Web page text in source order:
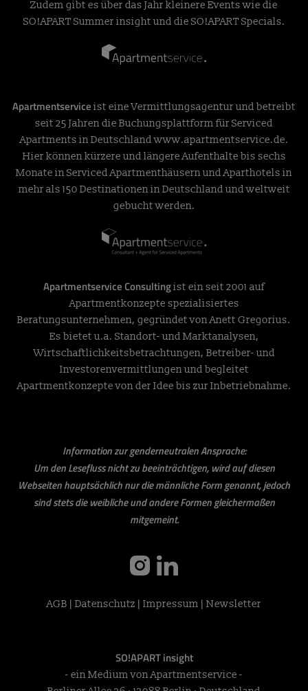
Zudem gibt es über das Jahr kleinere Events wie die
SO!APART Summer insight und die SO!APART Specials.
Apartmentservice ist eine Vermittlungsagentur und betreibt
seit 25 Jahren die Buchungsplattform für Serviced
Apartments in Deutschlandwww.apartmentservice.de.
Hier können kürzere und längere Aufenthalte bis sechs
Monate in Serviced Apartmenthäusern und Aparthotels in
mehr als 150 Destinationen in Deutschland und weltweit
gebucht werden.
Apartmentservice Consultingist ein seit 2001 auf
Apartmentkonzepte spezialisiertes
Beratungsunternehmen, gegründet von Anett Gregorius.
Es bietet u.a. Standort- und Marktanalysen,
Wirtschaftlichkeitsbetrachtungen, Betreiber- und
Investorenvermittlungen und begleitet
Apartmentkonzepte von der Idee bis zur Inbetriebnahme.
Information zur genderneutralen Ansprache:
Um den Lesefluss nicht zu beeinträchtigen, wird auf diesen
Webseiten hauptsächlich nur die männliche Form genannt, jedoch
sind stets die weibliche und andere Formen gleichermaßen
mitgemeint.
instagram
AGB | Datenschutz | Impressum | Newsletter
SO!APART insight
- ein Medium von Apartmentservice -